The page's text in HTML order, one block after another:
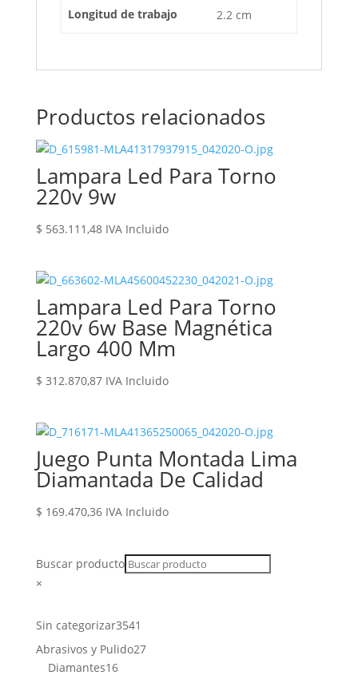
Longitud de trabajo 2.2 cm
Productos relacionados
Lampara Led Para Torno
220v 9w
$ 563.111,48 IVA Incluido
Lampara Led Para Torno
220v 6w Base Magnética
Largo 400 Mm
$ 312.870,87 IVA Incluido
Juego Punta Montada Lima
Diamantada De Calidad
$ 169.470,36 IVA Incluido
Buscar producto
×
Sin categorizar3541
productos
Abrasivos y Pulido2727
Diamantes1616